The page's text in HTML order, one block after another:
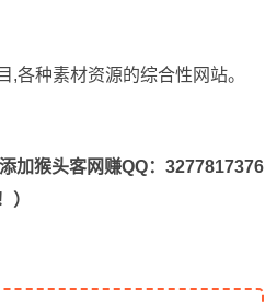
,各种素材资源的综合性网站。
加猴头客网赚QQ：3277817376
）